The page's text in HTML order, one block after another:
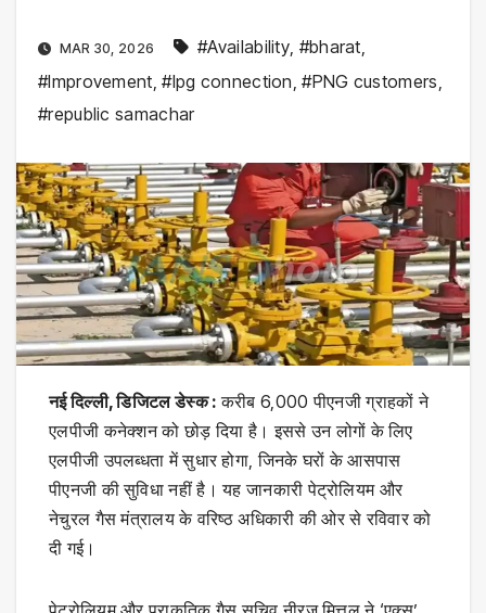
MAR 30, 2026 #Availability #bharat
#Improvement ,#lpg connection ,#PNG customers
#republic samachar
नई दिल्ली, डिजिटल डेस्क :करीब 6,000 पीएनजी ग्राहकों ने
एलपीजी कनेक्शन को छोड़ दिया है। इससे उन लोगों के लिए
एलपीजी उपलब्धता में सुधार होगा, जिनके घरों के आसपास
पीएनजी की सुविधा नहीं है। यह जानकारी पेट्रोलियम और
नेचुरल गैस मंत्रालय के वरिष्ठ अधिकारी की ओर से रविवार को
दी गई।